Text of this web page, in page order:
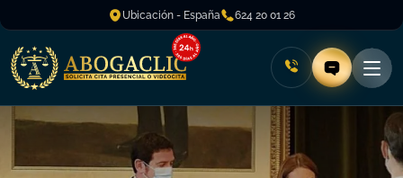
Ubicación - España 624 20 01 26